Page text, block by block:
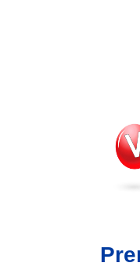
Lotería de
Lotería de
Lotería de
Lotería de